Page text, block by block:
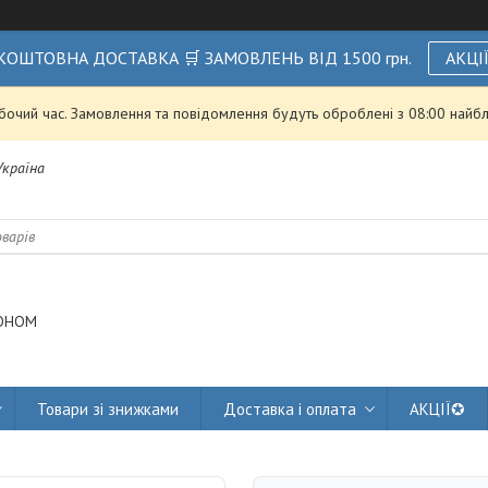
ДОСТАВКА 🛒 ЗАМОВЛЕНЬ ВІД 1500 грн.
час. Замовлення та повідомлення будуть оброблені з 08:00
Товари зі знижками Доставка і оплата АКЦІЇ✪